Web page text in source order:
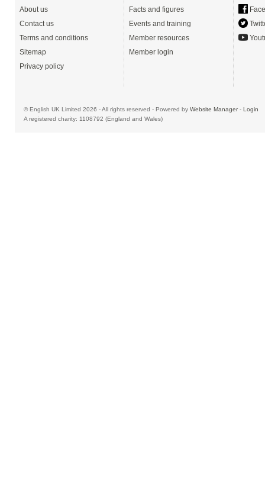
About us
Contact us
Terms and conditions
Sitemap
Privacy policy
Facts and figures
Events and training
Member resources
Member login
© English UK Limited 2026 - All rights reserved - Powered by Website Manager- Login
A registered charity: 1108792 (England and Wales)